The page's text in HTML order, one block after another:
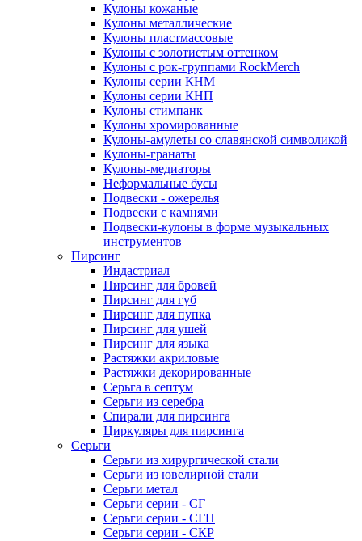
Кулоны кожаные
Кулоны металлические
Кулоны пластмассовые
Кулоны с золотистым оттенком
Кулоны с рок-группами RockMerch
Кулоны серии КНМ
Кулоны серии КНП
Кулоны стимпанк
Кулоны хромированные
Кулоны-амулеты со славянской символикой
Кулоны-гранаты
Кулоны-медиаторы
Неформальные бусы
Подвески - ожерелья
Подвески с камнями
Подвески-кулоны в форме музыкальных
инструментов
Пирсинг
Индастриал
Пирсинг для бровей
Пирсинг для губ
Пирсинг для пупка
Пирсинг для ушей
Пирсинг для языка
Растяжки акриловые
Растяжки декорированные
Серьга в септум
Серьги из серебра
Спирали для пирсинга
Циркуляры для пирсинга
Серьги
Серьги из хирургической стали
Серьги из ювелирной стали
Серьги метал
Серьги серии - СГ
Серьги серии - СГП
Серьги серии - СКР